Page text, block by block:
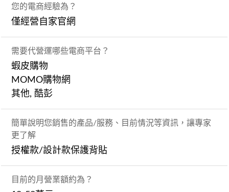
您的電商經驗為？
僅經營自家官網
需要代營運哪些電商平台？
蝦皮購物
MOMO購物網
其他, 酷彭
簡單說明您銷售的產品/服務、目前情況等資訊，讓專家
更了解
授權款/設計款保護背貼
目前的月營業額約為？